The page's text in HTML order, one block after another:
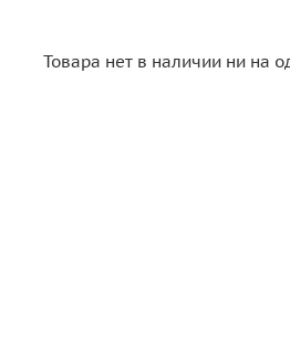
Товара нет в наличии ни на